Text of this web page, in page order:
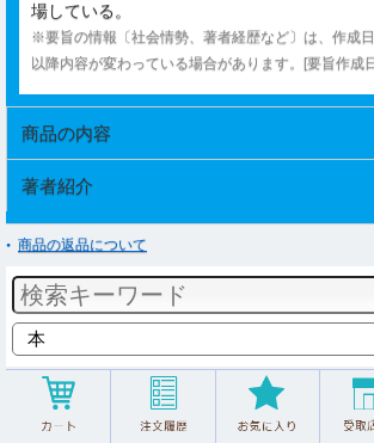
場している。
※要旨の情報〔社会情勢、著者経歴など〕は、作成日
以降内容が変わっている場合があります。[要旨作成
商品の内容
著者紹介
商品の返品について